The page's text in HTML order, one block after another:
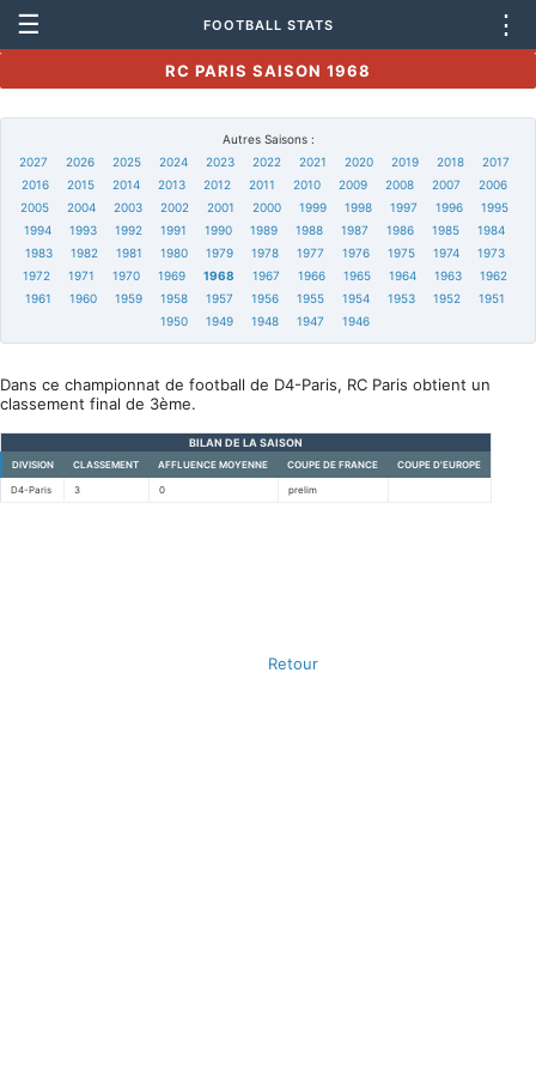
☰ FOOTBALL STATS ⋮
RC PARIS SAISON 1968
Autres Saisons :
2027
2026 2025 2024 2023 2022 2021 2020 2019 2018
2017
2016
2015 2014 2013 2012 2011 2010 2009 2008 2007
2006
2005
2004 2003 2002 2001 2000 1999 1998 1997 1996
1995
1994
1993 1992 1991 1990 1989 1988 1987 1986 1985
1984
1983
1982 1981 1980 1979 1978 1977 1976 1975 1974
1973
1972
1971 1970 1969 1968 1967 1966 1965 1964 1963
1962
1961
1960 1959 1958 1957 1956 1955 1954 1953 1952
1951
1950
1949 1948 1947 1946
Dans ce championnat de football de D4-Paris, RC Paris obtient un
classement final de 3ème.
BILAN DE LA SAISON
DIVISION CLASSEMENT AFFLUENCE MOYENNE COUPE DE FRANCE COUPE D'EUROPE
D4-Paris 3 0 prelim
Retour